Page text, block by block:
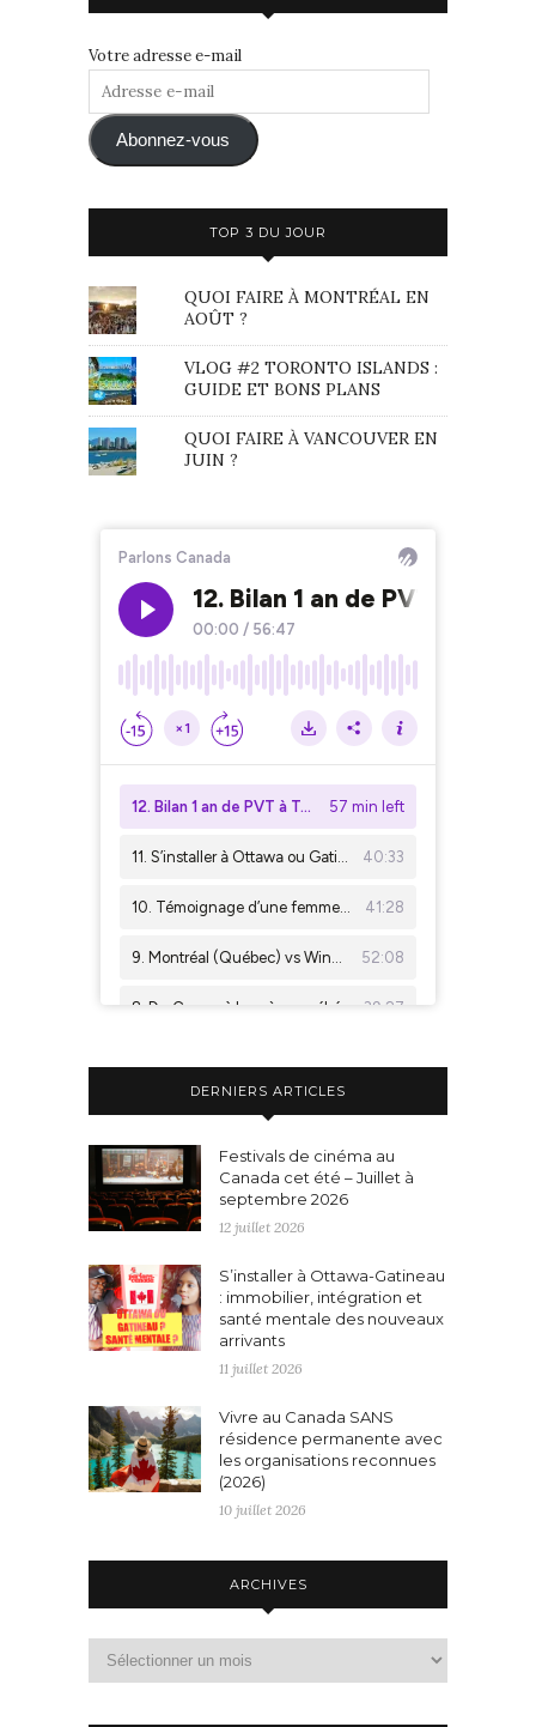
Votre adresse e-mail
Adresse
mail Abonnez-vous
TOP 3 DU JOUR
QUOI FAIRE À MONTRÉAL EN
AOÛT ?
VLOG #2 TORONTO ISLANDS :
GUIDE ET BONS PLANS
QUOI FAIRE À VANCOUVER EN
JUIN ?
DERNIERS ARTICLES
Festivals de cinéma au
Canada cet été – Juillet à
septembre 2026
12 juillet 2026
S’installer à Ottawa-Gatineau
: immobilier, intégration et
santé mentale des nouveaux
arrivants
11 juillet 2026
Vivre au Canada SANS
résidence permanente avec
les organisations reconnues
(2026)
10 juillet 2026
ARCHIVES